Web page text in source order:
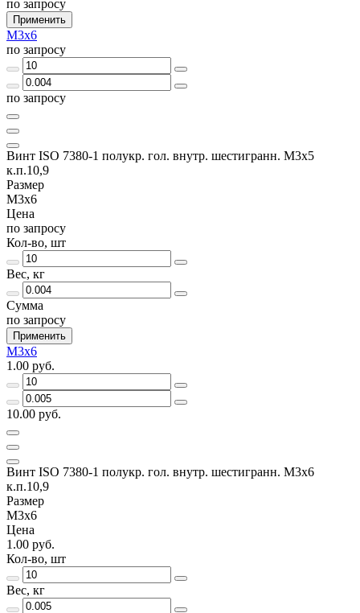
по запросу
Применить
М3х6
по запросу
по запросу
Винт ISO 7380-1 полукр. гол. внутр. шестигранн. М3х5
к.п.10,9
Размер
М3х6
Цена
по запросу
Кол-во, шт
Вес, кг
Сумма
по запросу
Применить
М3х6
1.00 руб.
10.00 руб.
Винт ISO 7380-1 полукр. гол. внутр. шестигранн. М3х6
к.п.10,9
Размер
М3х6
Цена
1.00 руб.
Кол-во, шт
Вес, кг